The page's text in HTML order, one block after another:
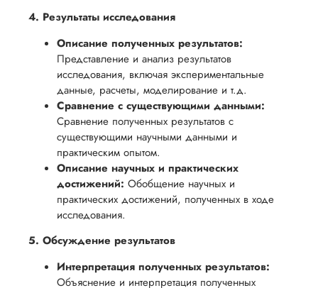
4. Результаты исследования
Описание полученных результатов:
Представление и анализ результатов
исследования, включая экспериментальные
данные, расчеты, моделирование и т.д.
Сравнение с существующими данными:
Сравнение полученных результатов с
существующими научными данными и
практическим опытом.
Описание научных и практических
достижений: Обобщение научных и
практических достижений, полученных в ходе
исследования.
5. Обсуждение результатов
Интерпретация полученных результатов:
Объяснение и интерпретация полученных